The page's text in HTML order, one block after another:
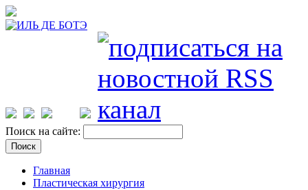
Поиск на сайте:
Главная
Пластическая хирургия